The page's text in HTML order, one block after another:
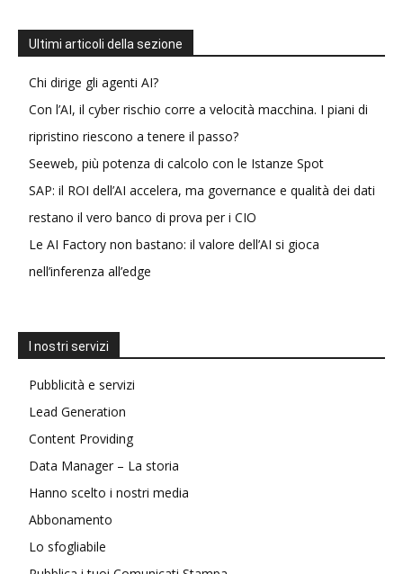
Ultimi articoli della sezione
Chi dirige gli agenti AI?
Con l’AI, il cyber rischio corre a velocità macchina. I piani di
ripristino riescono a tenere il passo?
Seeweb, più potenza di calcolo con le Istanze Spot
SAP: il ROI dell’AI accelera, ma governance e qualità dei dati
restano il vero banco di prova per i CIO
Le AI Factory non bastano: il valore dell’AI si gioca
nell’inferenza all’edge
I nostri servizi
Pubblicità e servizi
Lead Generation
Content Providing
Data Manager – La storia
Hanno scelto i nostri media
Abbonamento
Lo sfogliabile